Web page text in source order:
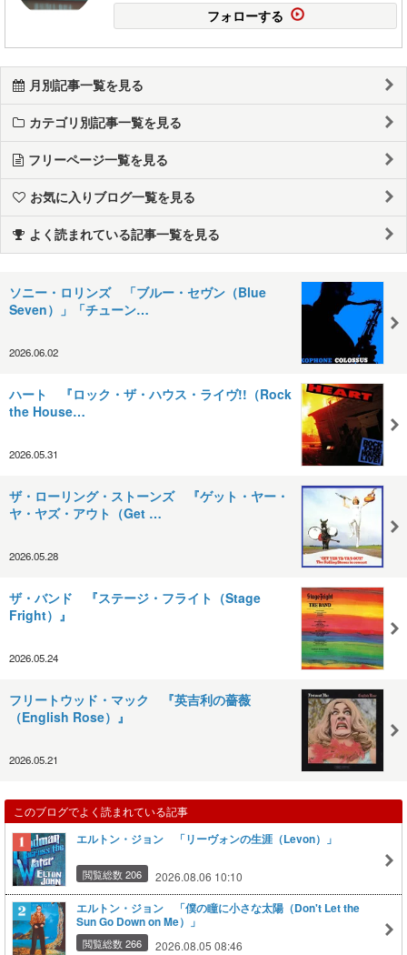
フォローする
月別記事一覧を見る
カテゴリ別記事一覧を見る
フリーページ一覧を見る
お気に入りブログ一覧を見る
よく読まれている記事一覧を見る
ソニー・ロリンズ 「ブルー・セヴン（Blue
Seven）」「チューン…
2026.06.02
ハート 『ロック・ザ・ハウス・ライヴ!!（Rock
the House…
2026.05.31
ザ・ローリング・ストーンズ 『ゲット・ヤー・
ヤ・ヤズ・アウト（Get …
2026.05.28
ザ・バンド 『ステージ・フライト（Stage
Fright）』
2026.05.24
フリートウッド・マック 『英吉利の薔薇
（English Rose）』
2026.05.21
このブログでよく読まれている記事
エルトン・ジョン 「リーヴォンの生涯（Levon）」
閲覧総数 206 2026.08.06 10:10
エルトン・ジョン 「僕の瞳に小さな太陽（Don't Let the
Sun Go Down on Me）」
閲覧総数 266 2026.08.05 08:46